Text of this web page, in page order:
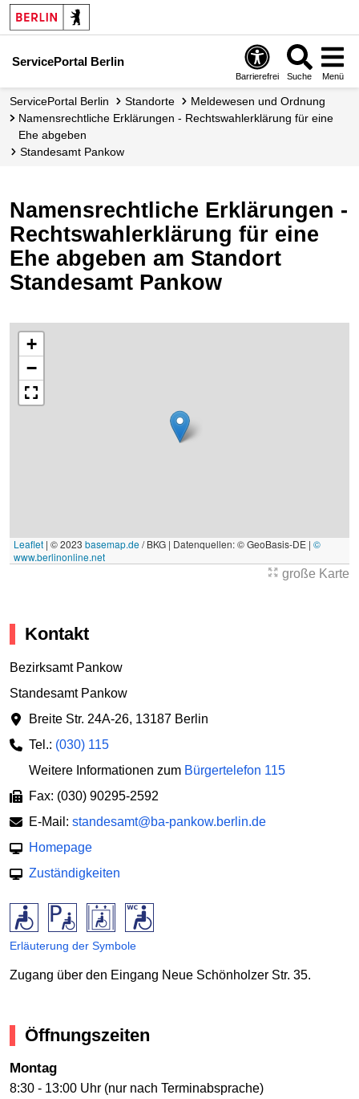
ServicePortal Berlin
Barrierefrei Suche Menü
ServicePortal Berlin Standorte
Meldewesen und Ordnung
Namensrechtliche Erklärungen - Rechtswahlerklärung für eine
Ehe abgeben
Standesamt Pankow
Namensrechtliche Erklärungen -
Rechtswahlerklärung für eine
Ehe abgeben am Standort
Standesamt Pankow
+
−
Leaflet | © 2023 basemap.de/ BKG | Datenquellen: © GeoBasis-DE | ©
www.berlinonline.net
große Karte
Kontakt
Bezirksamt Pankow
Standesamt Pankow
Breite Str. 24A-26, 13187 Berlin
Tel.: (030) 115
Weitere Informationen zum Bürgertelefon 115
Fax: (030) 90295-2592
E-Mail: standesamt@ba-pankow.berlin.de
Homepage
Zuständigkeiten
Erläuterung der Symbole
Zugang über den Eingang Neue Schönholzer Str. 35.
Öffnungszeiten
Montag
8:30 - 13:00 Uhr (nur nach Terminabsprache)